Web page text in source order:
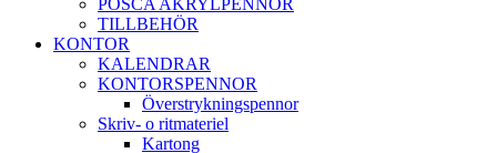
TILLBEHÖR
KONTOR
KALENDRAR
KONTORSPENNOR
Överstrykningspennor
Skriv- o ritmateriel
Kartong